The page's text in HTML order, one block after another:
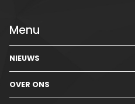
Menu
NIEUWS
OVER ONS